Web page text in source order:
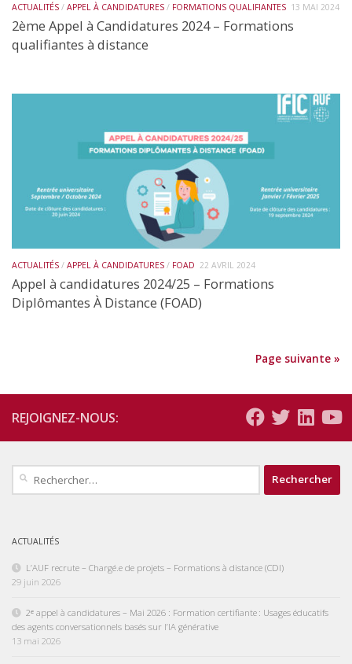
ACTUALITÉS / APPEL À CANDIDATURES / FORMATIONS QUALIFIANTES 13 MAI 2024
2ème Appel à Candidatures 2024 – Formations
qualifiantes à distance
ACTUALITÉS / APPEL À CANDIDATURES / FOAD 22 AVRIL 2024
Appel à candidatures 2024/25 – Formations
Diplômantes À Distance (FOAD)
Page suivante »
REJOIGNEZ-NOUS:
ACTUALITÉS
L’AUF recrute – Chargé.e de projets – Formations à distance (CDI)
29 juin 2026
2ᵉ appel à candidatures – Mai 2026 : Formation certifiante : Usages éducatifs
des agents conversationnels basés sur l’IA générative
13 mai 2026